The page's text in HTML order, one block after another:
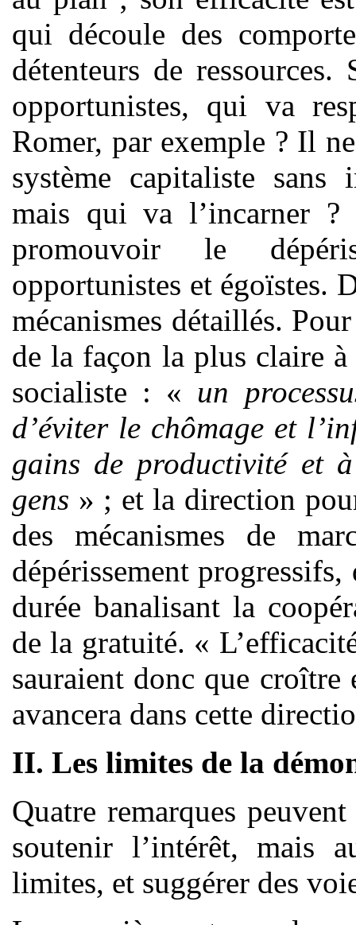
qui découle des
détenteurs de
opportunistes, qui va
Romer, par exemple ? Il
système capitaliste sans
mais qui va l’incarner ?
promouvoir le
opportunistes et égoïstes.
mécanismes détaillés.
de la façon la plus claire
socialiste : « un
d’éviter le chômage et
gains de productivité et
gens » ; et la direction
des mécanismes de
dépérissement
durée banalisant la
de la gratuité. «
sauraient donc que croître
avancera dans cette
II. Les limites de la
Quatre remarques
soutenir l’intérêt, mais
limites, et suggérer des